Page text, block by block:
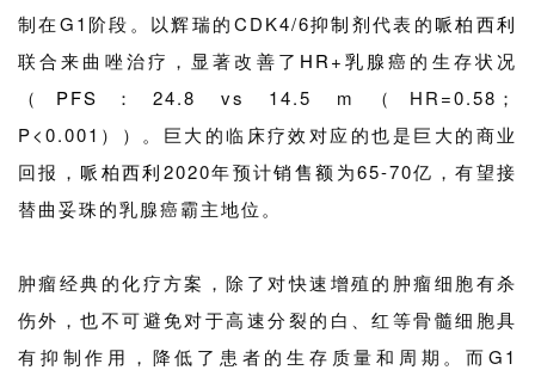
制在G1阶段。以辉瑞的CDK4/6抑制剂代表的哌柏西利
联合来曲唑治疗，显著改善了 HR+乳腺癌的生存状况
（ PFS ：24.8 vs 14.5 m（HR=0.58；
P<0.001））。巨大的临床疗效对应的也是巨大的商业
回报， 哌柏西利2020年预计销售额为65-70亿，有望接
替曲妥珠的乳腺癌霸主地位。
肿瘤经典的化疗方案，除了对快速增殖的肿瘤细胞有杀
伤外，也不可避免对于高速分裂的白、红等骨髓细胞具
有抑制作用，降低了患者的生存质量和周期。而G1